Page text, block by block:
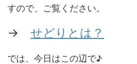
すので、ご覧ください。
→ せどりとは？
では、今日はこの辺で♪